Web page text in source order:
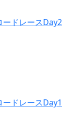
ードレースDay2
ドレースDay1